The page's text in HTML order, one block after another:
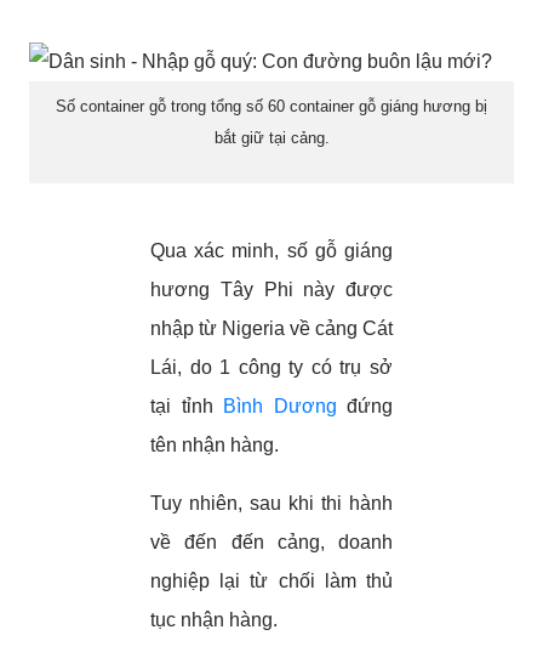
Số container gỗ trong tổng số 60 container gỗ giáng hương bị
bắt giữ tại cảng.
Qua xác minh, số gỗ giáng
hương Tây Phi này được
nhập từ Nigeria về cảng Cát
Lái, do 1 công ty có trụ sở
tại tỉnh
Bình Dương đứng
tên nhận hàng.
Tuy nhiên, sau khi thi hành
về đến đến cảng, doanh
nghiệp lại từ chối làm thủ
tục nhận hàng.